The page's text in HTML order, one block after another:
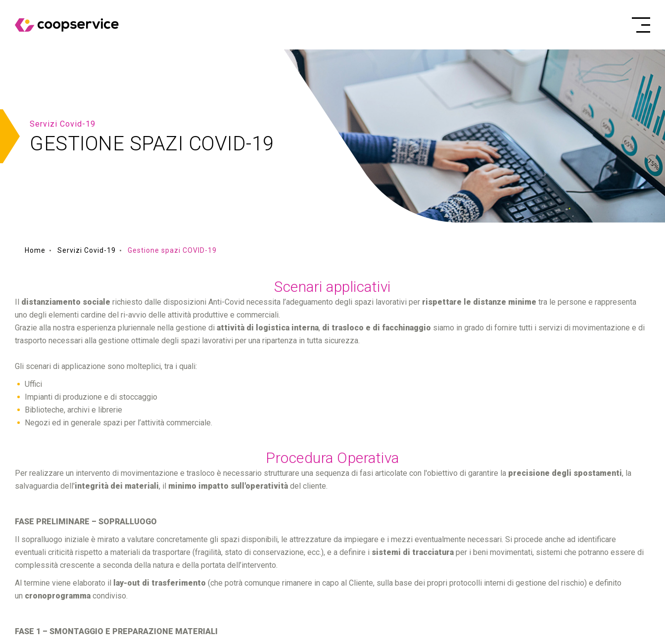
Servizi Covid-19
GESTIONE SPAZI COVID-19
Home Servizi Covid-19 Gestione spazi COVID-19
Scenari applicativi
Il distanziamento sociale richiesto dalle disposizioni Anti-Covid necessita l’adeguamento degli spazi lavorativi per rispettare le distanze minime tra le persone e rappresenta
uno degli elementi cardine del ri-avvio delle attività produttive e commerciali.
Grazie alla nostra esperienza pluriennale nella gestione di attività di logistica interna, di trasloco e di facchinaggio siamo in grado di fornire tutti i servizi di movimentazione e di
trasporto necessari alla gestione ottimale degli spazi lavorativi per una ripartenza in tutta sicurezza.
Gli scenari di applicazione sono molteplici, tra i quali:
Uffici
Impianti di produzione e di stoccaggio
Biblioteche, archivi e librerie
Negozi ed in generale spazi per l’attività commerciale.
Procedura Operativa
Per realizzare un intervento di movimentazione e trasloco è necessario strutturare una sequenza di fasi articolate con l'obiettivo di garantire la precisione degli spostamenti, la
salvaguardia dell'integrità dei materiali, il minimo impatto sull'operatività del cliente.
FASE PRELIMINARE – SOPRALLUOGO
Il sopralluogo iniziale è mirato a valutare concretamente gli spazi disponibili, le attrezzature da impiegare e i mezzi eventualmente necessari. Si procede anche ad identificare
eventuali criticità rispetto a materiali da trasportare (fragilità, stato di conservazione, ecc.), e a definire i sistemi di tracciatura per i beni movimentati, sistemi che potranno essere di
complessità crescente a seconda della natura e della portata dell’intervento.
Al termine viene elaborato il lay-out di trasferimento (che potrà comunque rimanere in capo al Cliente, sulla base dei propri protocolli interni di gestione del rischio) e definito
un cronoprogramma condiviso.
FASE 1 – SMONTAGGIO E PREPARAZIONE MATERIALI